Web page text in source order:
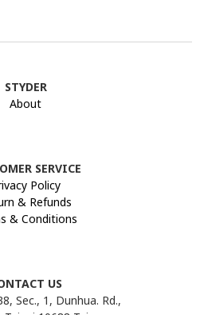
STYDER
About
SERVICE
Policy
& Refunds
& Conditions
US
Sec., 1, Dunhua. Rd.,